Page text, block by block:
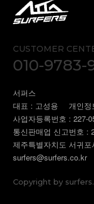
CUSTOMER
010-9783-
서퍼스
대표 : 고성용
개인
사업자등록번호 : 227-
통신판매업 신고번호 :
제주특별자치도 서귀
surfers@surfers.co.kr
Copyright by